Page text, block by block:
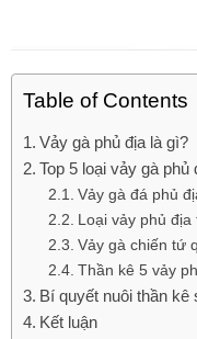
Table of Contents
Vảy gà phủ địa là gì?
Top 5 loại vảy gà
Vảy gà đá phủ
Loại vảy phủ địa
Vảy gà chiến tứ
Thần kê 5 vảy
Bí quyết nuôi thần
Kết luận